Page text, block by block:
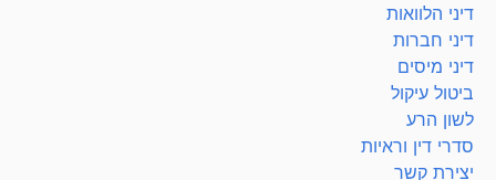
דיני הלוואות
דיני חברות
דיני מיסים
ביטול עיקול
לשון הרע
סדרי דין וראיות
יצירת קשר